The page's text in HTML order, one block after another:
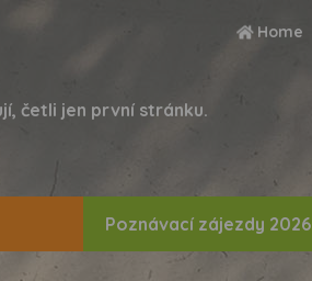
Home
četli jen první stránku.
Poznávací zájezdy 2026